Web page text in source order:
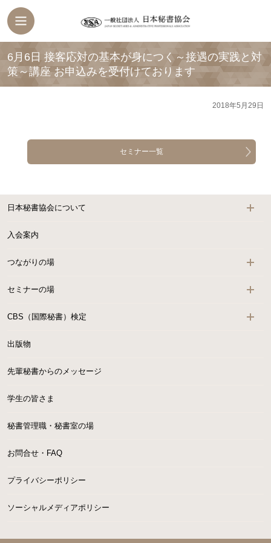
6月6日 接客応対の基本が身につく～接遇の実践と対
策～講座 お申込みを受付けております
2018年5月29日
セミナー一覧
日本秘書協会について
入会案内
つながりの場
セミナーの場
CBS（国際秘書）検定
出版物
先輩秘書からのメッセージ
学生の皆さま
秘書管理職・秘書室の場
お問合せ・FAQ
プライバシーポリシー
ソーシャルメディアポリシー